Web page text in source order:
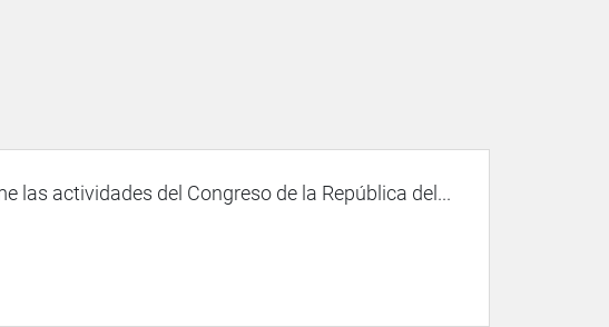
las actividades del Congreso de la República del...